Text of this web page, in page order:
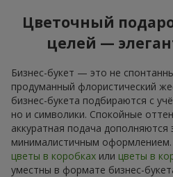
Цветочный
целей —
Бизнес-букет — это не
продуманный флористический
бизнес-букета подбираются с
но и символики. Спокойные
аккуратная подача дополняются
минималистичным оформлением.
цветы в коробках или цветы в
уместны в формате бизнес-